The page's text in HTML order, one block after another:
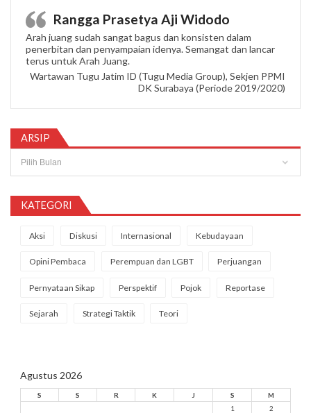
Rangga Prasetya Aji Widodo
Arah juang sudah sangat bagus dan konsisten dalam
penerbitan dan penyampaian idenya. Semangat dan lancar
terus untuk Arah Juang.
Wartawan Tugu Jatim ID (Tugu Media Group), Sekjen PPMI
DK Surabaya (Periode 2019/2020)
ARSIP
KATEGORI
Aksi Diskusi Internasional Kebudayaan
Opini Pembaca Perempuan dan LGBT Perjuangan
Pernyataan Sikap Perspektif Pojok Reportase
Sejarah Strategi Taktik Teori
Agustus 2026
S S R K J S
M
1
2